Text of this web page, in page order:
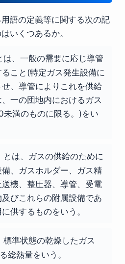
語の定義等に関する次の記
いくつあるか。
は、一般の需要に応じ導管
こと(特定ガス発生設備に
、導管によりこれを供給
一の団地内におけるガス
満のものに限る。)をい
とは、ガスの供給のために
、ガスホルダー、ガス精
機、整圧器、導管、受電
びこれらの附属設備であ
供するものをいう。
標準状態の乾燥したガス
総熱量をいう。